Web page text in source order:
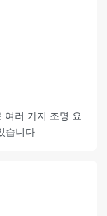
여러 가지 조명 요
습니다.